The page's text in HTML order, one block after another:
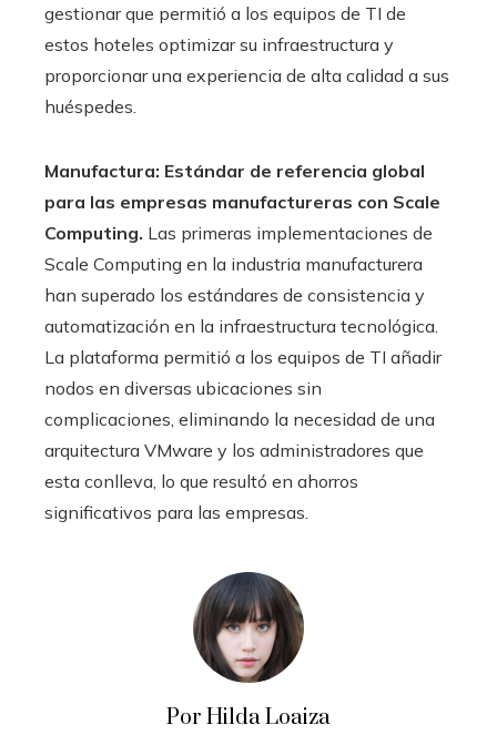
gestionar que permitió a los equipos de TI de
estos hoteles optimizar su infraestructura y
proporcionar una experiencia de alta calidad a sus
huéspedes.
Manufactura: Estándar de referencia global
para las empresas manufactureras con Scale
Computing. Las primeras implementaciones de
Scale Computing en la industria manufacturera
han superado los estándares de consistencia y
automatización en la infraestructura tecnológica.
La plataforma permitió a los equipos de TI añadir
nodos en diversas ubicaciones sin
complicaciones, eliminando la necesidad de una
arquitectura VMware y los administradores que
esta conlleva, lo que resultó en ahorros
significativos para las empresas.
Por Hilda Loaiza